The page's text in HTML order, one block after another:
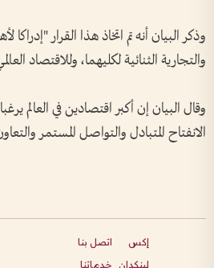
وذكر البيان أنه تم اتخاذ هذا القرار "إدراكا
والتجارية الثنائية لكليهما، وللاقتصاد
وقال البيان إن أكبر اقتصادين في العالم
الانفتاح المتبادل والتواصل المستمر
إكس
لينكدإن
اتصل بنا
خدماتنا